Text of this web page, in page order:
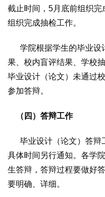
截止时间，5月底前组织
组织完成抽检工作。
学院根据学生的毕业设
果、校内盲评结果、学校
毕业设计（论文）未通过
参加答辩。
（四）答辩工作
毕业设计（论文）答辩
具体时间另行通知。各学
生答辩，答辩过程要做好
要明确、详细。